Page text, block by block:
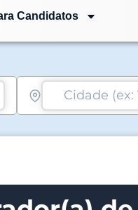
Candidatos